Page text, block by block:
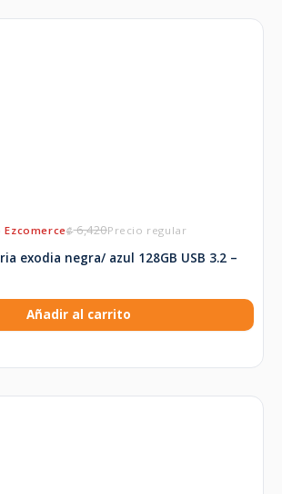
₡6,420
exodia negra/ azul 128GB USB 3.2 –
Añadir al carrito